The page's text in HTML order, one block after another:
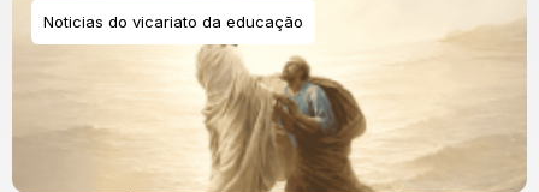
Noticias do vicariato da educação